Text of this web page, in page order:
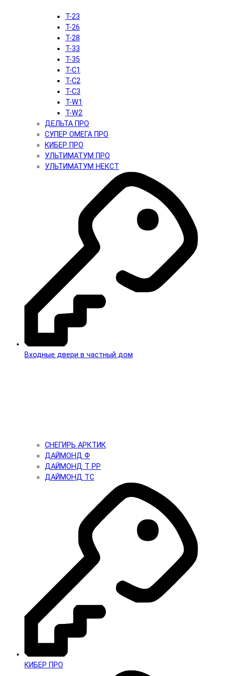
T-23
T-26
T-28
T-33
T-35
T-C1
T-C2
T-C3
T-W1
T-W2
ДЕЛЬТА ПРО
СУПЕР ОМЕГА ПРО
КИБЕР ПРО
УЛЬТИМАТУМ ПРО
УЛЬТИМАТУМ НЕКСТ
Входные двери в частный дом
СНЕГИРЬ АРКТИК
ДАЙМОНД Ф
ДАЙМОНД Т PP
ДАЙМОНД ТС
КИБЕР ПРО